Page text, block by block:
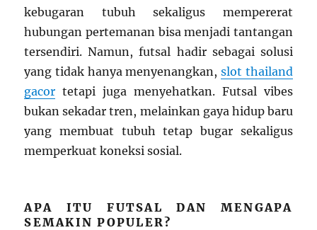
kebugaran tubuh sekaligus mempererat
hubungan pertemanan bisa menjadi tantangan
tersendiri. Namun, futsal hadir sebagai solusi
yang tidak hanya menyenangkan, slot thailand
gacor tetapi juga menyehatkan. Futsal vibes
bukan sekadar tren, melainkan gaya hidup baru
yang membuat tubuh tetap bugar sekaligus
memperkuat koneksi sosial.
APA ITU FUTSAL DAN MENGAPA
SEMAKIN POPULER?